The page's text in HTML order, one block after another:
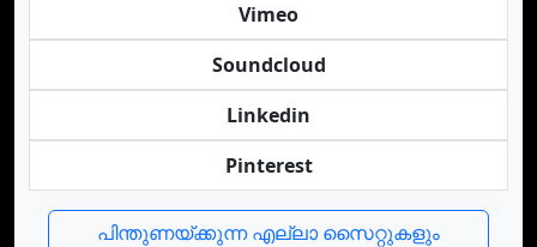
Vimeo
Soundcloud
Linkedin
Pinterest
പിന്തുണയ്ക്കുന്ന എല്ലാ സൈറ്റുകളും